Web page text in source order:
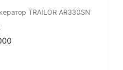
TRAILOR AR330SN